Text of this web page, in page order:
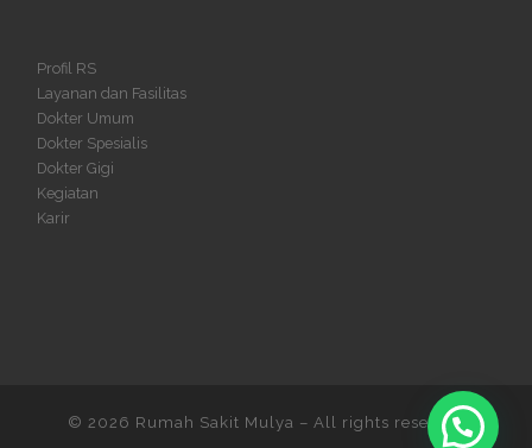
Profil RS
Layanan dan Fasilitas
Dokter Umum
Dokter Spesialis
Dokter Gigi
Kegiatan
Karir
© 2026 Rumah Sakit Mulya – All rights reserved